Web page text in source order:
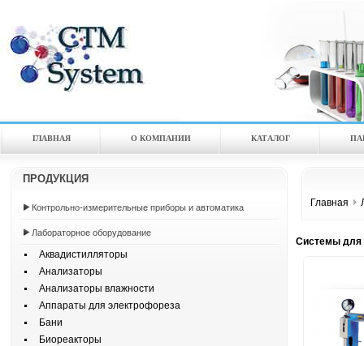
ГЛАВНАЯ О КОМПАНИИ КАТАЛOГ
ПРОДУКЦИЯ
Контрольно-измерительные приборы и автоматика
Лабораторное оборудование
Аквадистилляторы
Анализаторы
Анализаторы влажности
Аппараты для электрофореза
Бани
Биореакторы
Главная
Системы для